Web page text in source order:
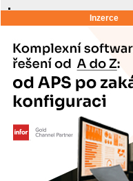
Inzerce